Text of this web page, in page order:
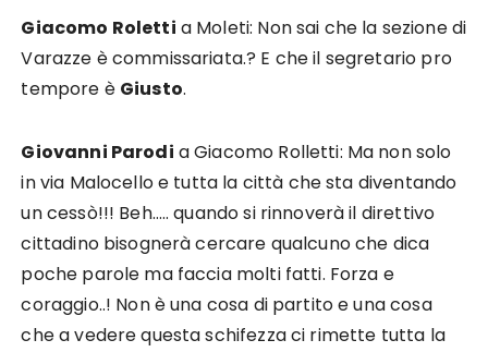
Giacomo Roletti a Moleti: Non sai che la sezione di
Varazze è commissariata.? E che il segretario pro
tempore è Giusto.
Giovanni Parodi a Giacomo Rolletti: Ma non solo
in via Malocello e tutta la città che sta diventando
un cessò!!! Beh….. quando si rinnoverà il direttivo
cittadino bisognerà cercare qualcuno che dica
poche parole ma faccia molti fatti. Forza e
coraggio..! Non è una cosa di partito e una cosa
che a vedere questa schifezza ci rimette tutta la